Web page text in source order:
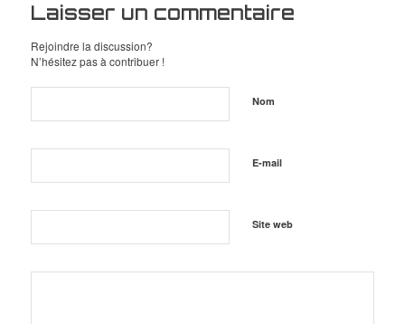
Laisser un commentaire
Rejoindre la discussion?
N’hésitez pas à contribuer !
Nom
E-mail
Site web